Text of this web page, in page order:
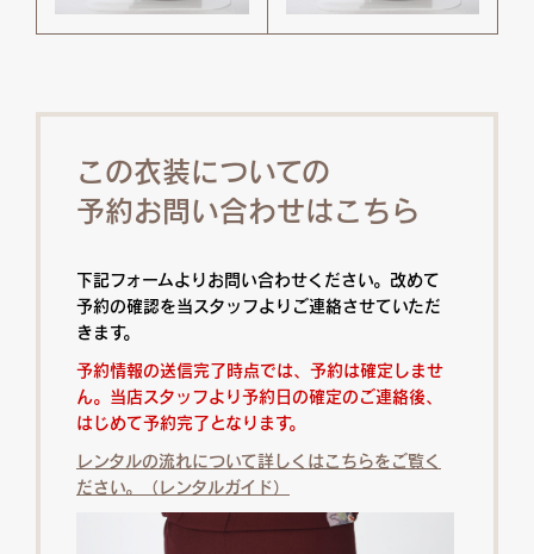
この衣装についての
予約お問い合わせはこちら
下記フォームよりお問い合わせください。改めて
予約の確認を当スタッフよりご連絡させていただ
きます。
予約情報の送信完了時点では、予約は確定しませ
ん。当店スタッフより予約日の確定のご連絡後、
はじめて予約完了となります。
レンタルの流れについて詳しくはこちらをご覧く
ださい。（レンタルガイド）